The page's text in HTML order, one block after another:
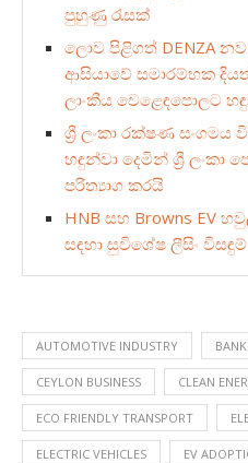
පුහුණු රැසක්
ලොව පිළිගත් DENZA
ආසියාවේ සමාරම්භක
ලාංකීය වෙළෙඳපොලට
ශ්‍රී ලංකා රක්ෂණ
හඳුන්වා දෙමින් ශ්‍රී ලංකා
පරිත්‍යාග කරයි
HNB සහ Browns EV
සඳහා සුවිශේෂ ලීසිං විසඳුම්
AUTOMOTIVE INDUSTRY
CEYLON BUSINESS CLEAN
ECO FRIENDLY TRANSPORT
ELECTRIC VEHICLES EV